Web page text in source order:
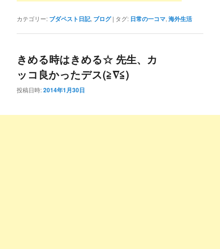
カテゴリー: ブダペスト日記, ブログ | タグ: 日常の一コマ,海外生活
きめる時はきめる☆ 先生、カ
ッコ良かったデス(≧∇≦)
投稿日時:2014年1月30日